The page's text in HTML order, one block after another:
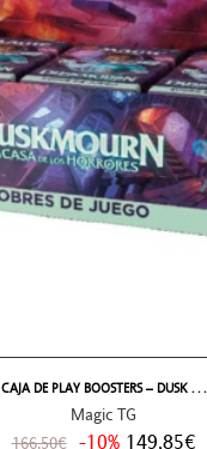
CAJA DE PLAY BOOSTERS – DUSK . . .
Magic TG
166,50€ -10% 149,85€